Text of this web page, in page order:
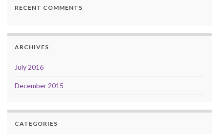
RECENT COMMENTS
ARCHIVES
July 2016
December 2015
CATEGORIES